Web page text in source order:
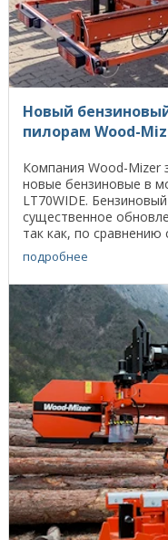
Новый
пилорам Wood-
Компания Wood-Mizer
новые бензиновые в
LT70WIDE.
существенное
так как, по
подробнее